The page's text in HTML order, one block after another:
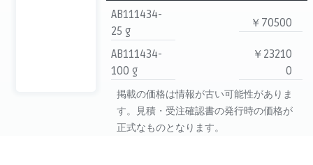
AB111434-
25 g
￥70500
AB111434-
100 g
￥23210
0
掲載の価格は情報が古い可能性がありま
す。見積・受注確認書の発行時の価格が
正式なものとなります。